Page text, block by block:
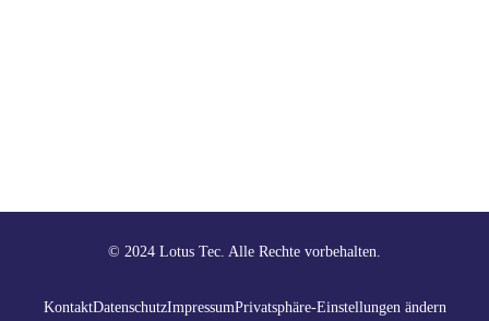
© 2024 Lotus Tec. Alle Rechte vorbehalten.
KontaktDatenschutzImpressumPrivatsphäre-Einstellungen ändern